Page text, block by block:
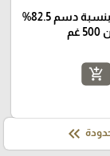
زبدة حيوانية بنسبة دسم 82.5%
غم
add_shopping_cart
keyboard_double_arrow_left